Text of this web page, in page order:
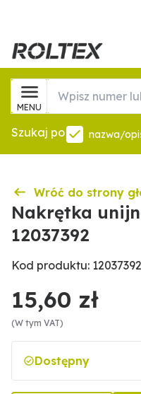
MENU
Szukaj po nazwa/
Wróć do strony
Nakrętka
12037392
Kod produktu: 12037392
15,60 zł
(W tym VAT)
Dostępny